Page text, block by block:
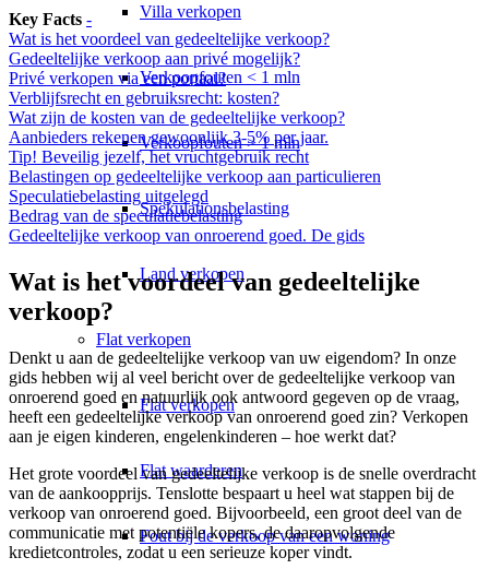
Villa verkopen
Verkoopfouten < 1 mln
Verkoopfouten > 1 mln
Spekulationsbelasting
Land verkopen
Flat verkopen
Flat verkopen
Flat waarderen
Fout bij de verkoop van een woning
Key Facts -
Wat is het voordeel van gedeeltelijke verkoop?
Gedeeltelijke verkoop aan privé mogelijk?
Privé verkopen via een portaal?
Verblijfsrecht en gebruiksrecht: kosten?
Wat zijn de kosten van de gedeeltelijke verkoop?
Aanbieders rekenen gewoonlijk 3-5% per jaar.
Tip! Beveilig jezelf, het vruchtgebruik recht
Belastingen op gedeeltelijke verkoop aan particulieren
Speculatiebelasting uitgelegd
Bedrag van de speculatiebelasting
Gedeeltelijke verkoop van onroerend goed. De gids
Wat is het voordeel van gedeeltelijke
verkoop?
Denkt u aan de gedeeltelijke verkoop van uw eigendom? In onze
gids hebben wij al veel bericht over de gedeeltelijke verkoop van
onroerend goed en natuurlijk ook antwoord gegeven op de vraag,
heeft een gedeeltelijke verkoop van onroerend goed zin? Verkopen
aan je eigen kinderen, engelenkinderen – hoe werkt dat?
Het grote voordeel van gedeeltelijke verkoop is de snelle overdracht
van de aankoopprijs. Tenslotte bespaart u heel wat stappen bij de
verkoop van onroerend goed. Bijvoorbeeld, een groot deel van de
communicatie met potentiële kopers, de daaropvolgende
kredietcontroles, zodat u een serieuze koper vindt.